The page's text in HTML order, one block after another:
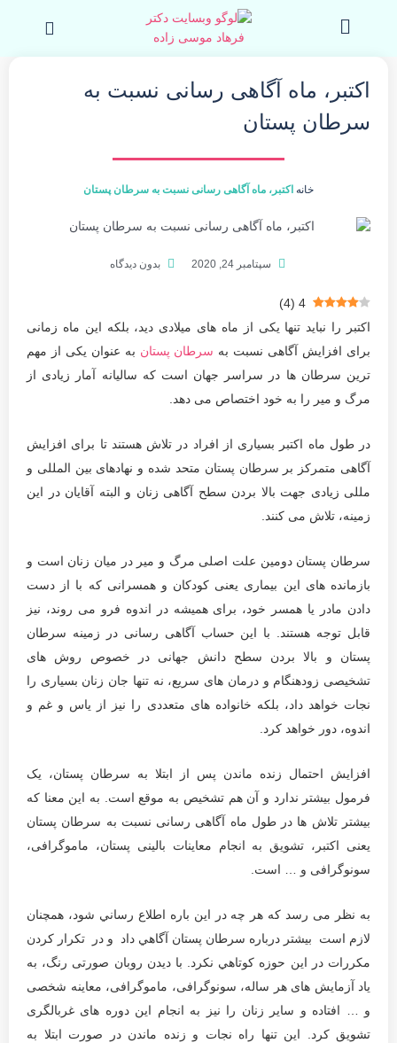
اکتبر، ماه آگاهی رسانی نسبت به
سرطان پستان
خانه اکتبر، ماه آگاهی رسانی نسبت به سرطان پستان
سپتامبر 24, 2020 بدون دیدگاه
4
(
4
)
اکتبر را نباید تنها یکی از ماه های میلادی دید، بلکه این ماه زمانی
برای افزایش آگاهی نسبت به سرطان پستان به عنوان یکی از مهم
ترین سرطان ها در سراسر جهان است که سالیانه آمار زیادی از
مرگ و میر را به خود اختصاص می دهد.
در طول ماه اکتبر بسیاری از افراد در تلاش هستند تا برای افزایش
آگاهی متمرکز بر سرطان پستان متحد شده و نهادهای بین المللی و
مللی زیادی جهت بالا بردن سطح آگاهی زنان و البته آقایان در این
زمینه، تلاش می کنند.
سرطان پستان دومین علت اصلی مرگ و میر در میان زنان است و
بازمانده های این بیماری یعنی کودکان و همسرانی که با از دست
دادن مادر یا همسر خود، برای همیشه در اندوه فرو می روند، نیز
قابل توجه هستند. با این حساب آگاهی رسانی در زمینه سرطان
پستان و بالا بردن سطح دانش جهانی در خصوص روش های
تشخیصی زودهنگام و درمان های سریع، نه تنها جان زنان بسیاری را
نجات خواهد داد، بلکه خانواده های متعددی را نیز از یاس و غم و
اندوه، دور خواهد کرد.
افزایش احتمال زنده ماندن پس از ابتلا به سرطان پستان، یک
فرمول بیشتر ندارد و آن هم تشخیص به موقع است. به این معنا که
بیشتر تلاش ها در طول ماه آگاهی رسانی نسبت به سرطان پستان
یعنی اکتبر، تشویق به انجام معاینات بالینی پستان، ماموگرافی،
سونوگرافی و … است.
به نظر می رسد که هر چه در این باره اطلاع رساني شود، همچنان
لازم است بيشتر درباره سرطان پستان آگاهي داد و در تکرار کردن
مکررات در این حوزه كوتاهي نكرد. با دیدن روبان صورتی رنگ، به
یاد آزمایش های هر ساله، سونوگرافی، ماموگرافی، معاینه شخصی
و … افتاده و سایر زنان را نیز به انجام این دوره های غربالگری
تشویق كرد. این تنها راه نجات و زنده ماندن در صورت ابتلا به